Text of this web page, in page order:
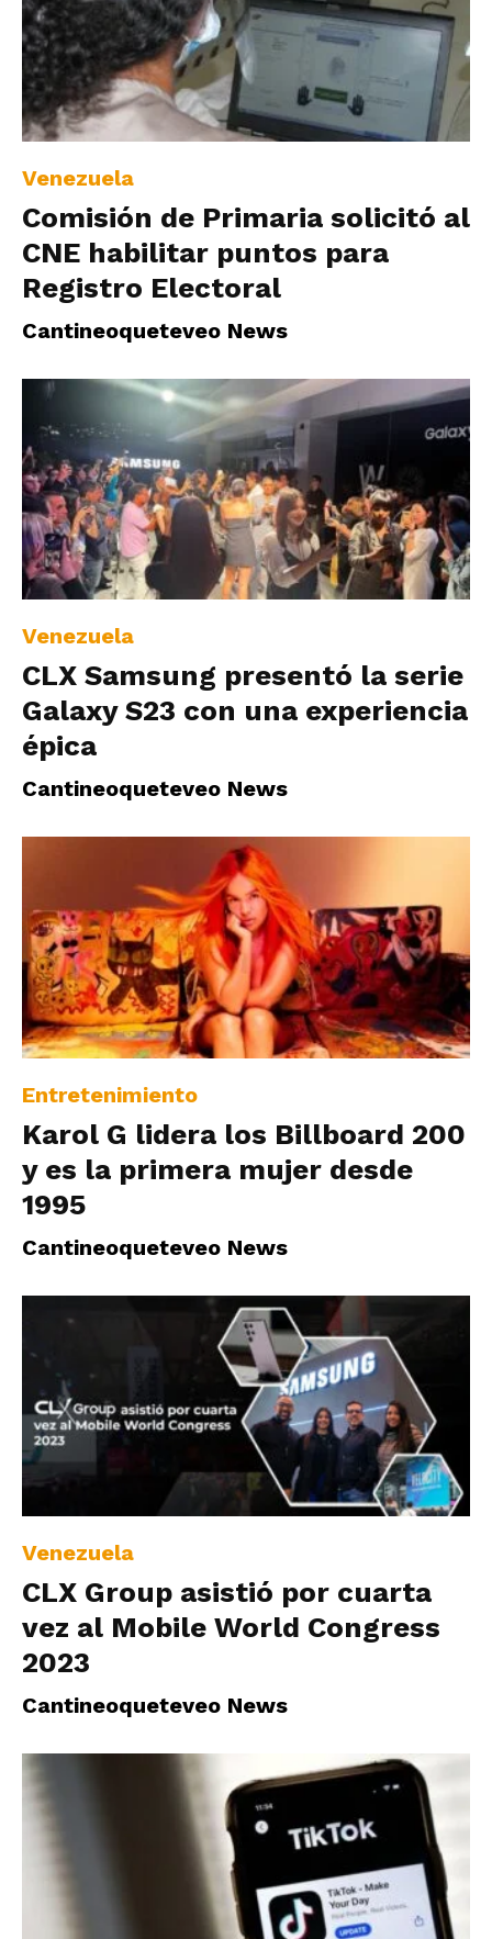
Venezuela
Comisión de Primaria solicitó al
CNE habilitar puntos para
Registro Electoral
Cantineoqueteveo News
Venezuela
CLX Samsung presentó la serie
Galaxy S23 con una experiencia
épica
Cantineoqueteveo News
Entretenimiento
Karol G lidera los Billboard 200
y es la primera mujer desde
1995
Cantineoqueteveo News
Venezuela
CLX Group asistió por cuarta
vez al Mobile World Congress
2023
Cantineoqueteveo News